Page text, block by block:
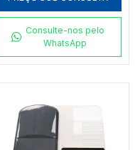
Consulte-nos pelo
WhatsApp